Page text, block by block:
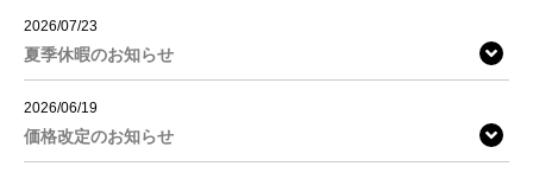
2026/07/23
夏季休暇のお知らせ
2026/06/19
価格改定のお知らせ